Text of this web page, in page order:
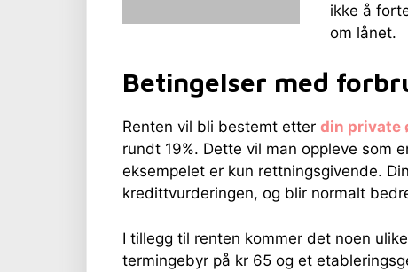
ikke å
om lånet.
Betingelser med
Renten vil bli bestemt etter din private
rundt 19%. Dette vil man oppleve som
eksempelet er kun rettningsgivende.
kredittvurderingen, og blir normalt
I tillegg til renten kommer det noen
termingebyr på kr 65 og et